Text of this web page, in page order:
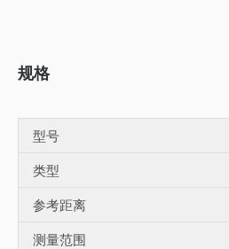
规格
型号
类型
参考距离
测量范围